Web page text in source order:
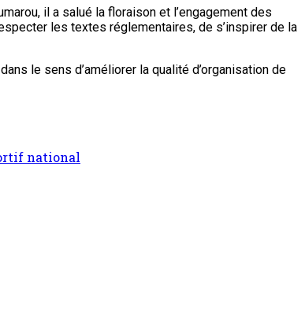
il a salué la floraison et l’engagement des
les textes réglementaires, de s’inspirer de la
le sens d’améliorer la qualité d’organisation de
national